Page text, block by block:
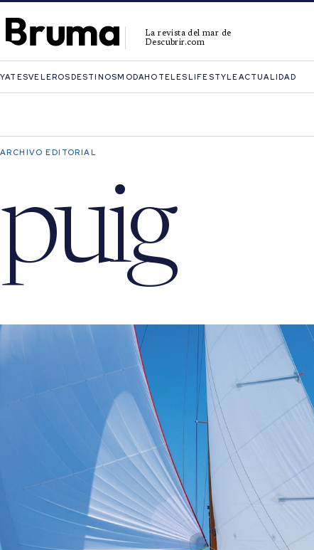
La revista del mar de
Descubrir.com
YATESVELEROSDESTINOSMODAHOTELESLIFESTYLEACTUALIDAD
ARCHIVO EDITORIAL
puig